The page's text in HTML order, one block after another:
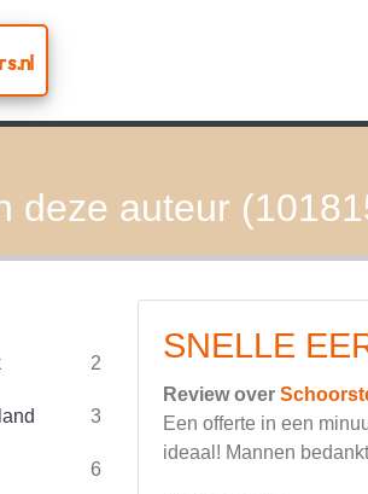
deze auteur
2
3
6
SNELLE
Review over
Een offerte in een
ideaal! Mannen